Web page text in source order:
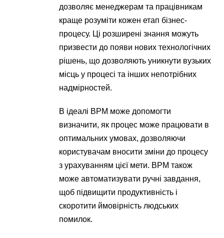
дозволяє менеджерам та працівникам
краще розуміти кожен етап бізнес-
процесу. Ці розширені знання можуть
призвести до появи нових технологічних
рішень, що дозволяють уникнути вузьких
місць у процесі та інших непотрібних
надмірностей.
В ідеалі BPM може допомогти
визначити, як процес може працювати в
оптимальних умовах, дозволяючи
користувачам вносити зміни до процесу
з урахуванням цієї мети. BPM також
може автоматизувати ручні завдання,
щоб підвищити продуктивність і
скоротити ймовірність людських
помилок.